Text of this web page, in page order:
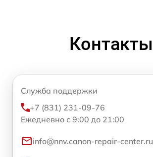
Контакты
Служба поддержки
+7 (831) 231-09-76
Ежедневно с 9:00 до 21:00
info@nnv.canon-repair-center.ru